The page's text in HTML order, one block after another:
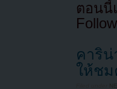
ตอนนี้
คาริน่
ให้ชม